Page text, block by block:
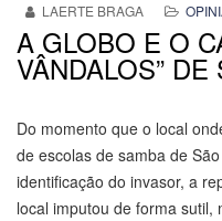
LAERTE BRAGA
A GLOBO E O
VÂNDALOS” DE
Do momento que o local
de escolas de samba de
identificação do invasor, a
local imputou de forma